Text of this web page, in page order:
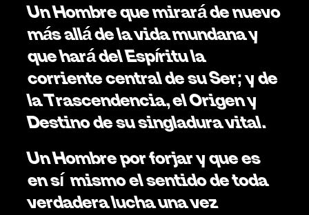
Un Hombre que mirará de nuevo
más allá de la vida mundana y
que hará del Espíritu la
corriente central de su Ser; y de
la Trascendencia, el Origen y
Destino de su singladura vital.
Un Hombre por forjar y que es
en sí  mismo el sentido de toda
verdadera lucha una vez